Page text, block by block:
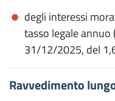
degli interessi
tasso legale
31/12/2025, del
Ravvedimento